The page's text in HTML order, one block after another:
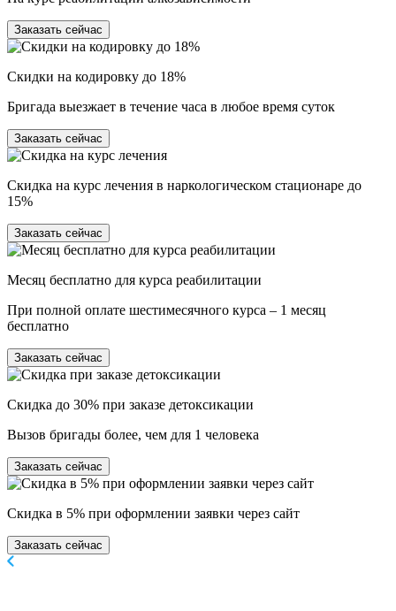
Заказать сейчас
Скидки на кодировку до 18%
Бригада выезжает в течение часа в любое время суток
Заказать сейчас
Скидка на курс лечения в наркологическом стационаре до
15%
Заказать сейчас
Месяц бесплатно для курса реабилитации
При полной оплате шестимесячного курса – 1 месяц
бесплатно
Заказать сейчас
Скидка до 30% при заказе детоксикации
Вызов бригады более, чем для 1 человека
Заказать сейчас
Скидка в 5% при оформлении заявки через сайт
Заказать сейчас